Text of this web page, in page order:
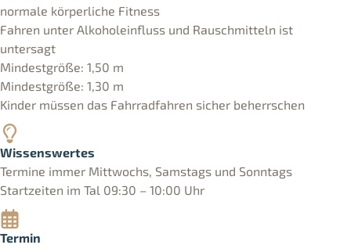
normale körperliche Fitness
Fahren unter Alkoholeinfluss und Rauschmitteln ist
untersagt
Mindestgröße: 1,50 m
Mindestgröße: 1,30 m
Kinder müssen das Fahrradfahren sicher beherrschen
Wissenswertes
Termine immer Mittwochs, Samstags und Sonntags
Startzeiten im Tal 09:30 – 10:00 Uhr
Termin